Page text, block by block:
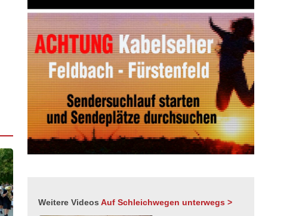
Weitere Videos Auf Schleichwegen unterwegs >